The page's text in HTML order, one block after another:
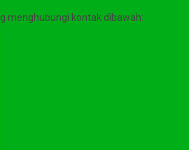
menghubungi kontak dibawah: